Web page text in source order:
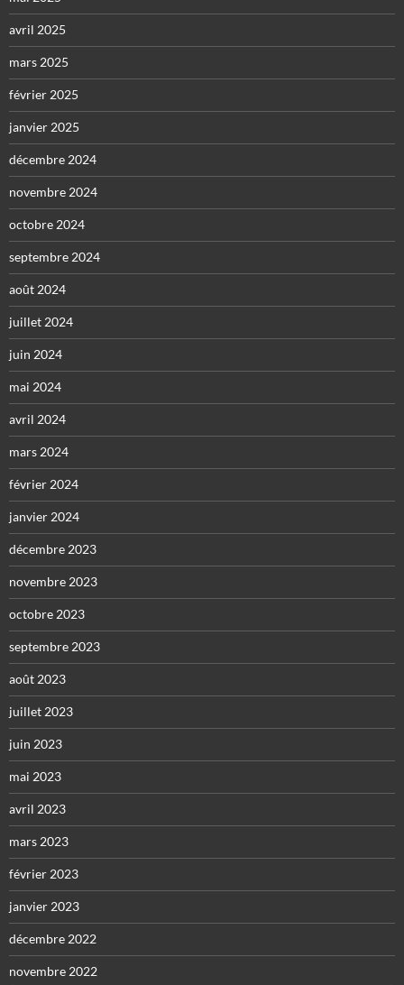
avril 2025
mars 2025
février 2025
janvier 2025
décembre 2024
novembre 2024
octobre 2024
septembre 2024
août 2024
juillet 2024
juin 2024
mai 2024
avril 2024
mars 2024
février 2024
janvier 2024
décembre 2023
novembre 2023
octobre 2023
septembre 2023
août 2023
juillet 2023
juin 2023
mai 2023
avril 2023
mars 2023
février 2023
janvier 2023
décembre 2022
novembre 2022